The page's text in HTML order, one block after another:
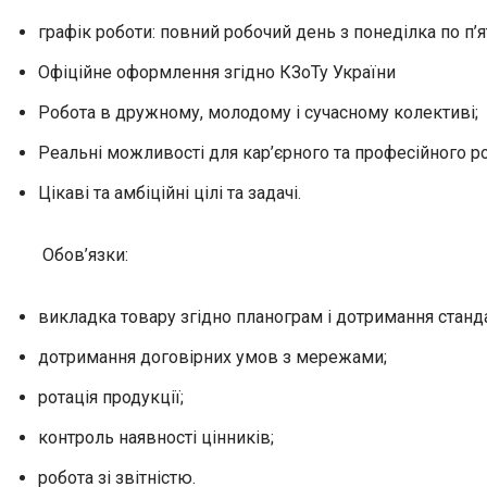
графік роботи: повний робочий день з понеділка по
Офіційне оформлення згідно КЗоТу України
Робота в дружному, молодому і сучасному колективі;
Реальні можливості для кар’єрного та професійного
Цікаві та амбіційні цілі та задачі.
Обов’язки:
викладка товару згідно планограм і дотримання
дотримання договірних умов з мережами;
ротація продукції;
контроль наявності цінників;
робота зі звітністю.